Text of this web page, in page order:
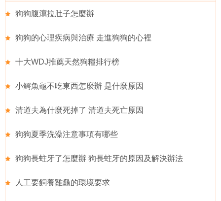
狗狗腹瀉拉肚子怎麼辦
狗狗的心理疾病與治療 走進狗狗的心裡
十大WDJ推薦天然狗糧排行榜
小鳄魚龜不吃東西怎麼辦 是什麼原因
清道夫為什麼死掉了 清道夫死亡原因
狗狗夏季洗澡注意事項有哪些
狗狗長蛀牙了怎麼辦 狗長蛀牙的原因及解決辦法
人工要飼養雞龜的環境要求